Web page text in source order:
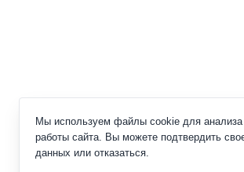
Мы используем файлы cookie для
работы сайта. Вы можете подтвердить
данных или отказаться.